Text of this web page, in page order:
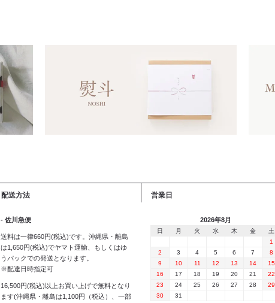
配送方法
- 佐川急便
送料は一律660円(税込)です。沖縄県・離島
は1,650円(税込)でヤマト運輸、もしくはゆ
うパックでの発送となります。
※配達日時指定可
16,500円(税込)以上お買い上げで無料となり
ます(沖縄県・離島は1,100円（税込）、一部
営業日
2026年8月
日 月 火 水 木 金
土
1
2
3 4 5 6 7
8
9
10 11 12 13 14
15
16
17 18 19 20 21
22
23
24 25 26 27 28
29
30
31